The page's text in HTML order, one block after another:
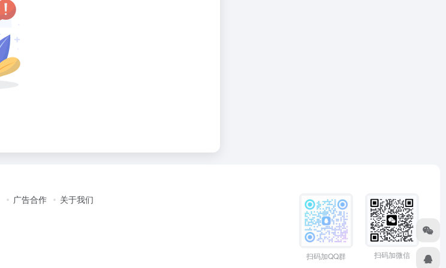
广告合作 关于我们
扫码加QQ群 扫码加微信